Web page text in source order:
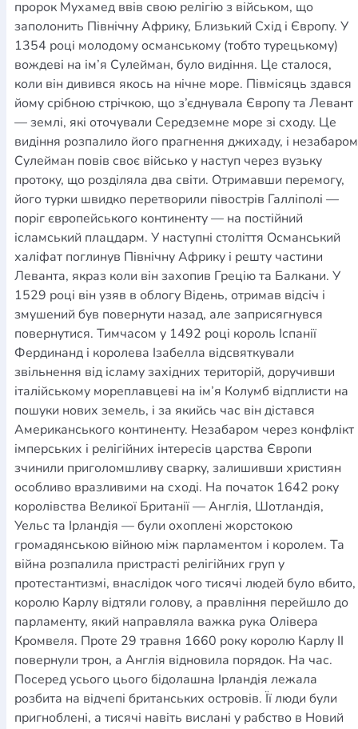
пророк Мухамед ввів свою релігію з військом, що
заполонить Північну Африку, Близький Схід і Європу. У
1354 році молодому османському (тобто турецькому)
вождеві на ім’я Сулейман, було видіння. Це сталося,
коли він дивився якось на нічне море. Півмісяць здався
йому срібною стрічкою, що з’єднувала Європу та Левант
— землі, які оточували Середземне море зі сходу. Це
видіння розпалило його прагнення джихаду, і незабаром
Сулейман повів своє військо у наступ через вузьку
протоку, що розділяла два світи. Отримавши перемогу,
його турки швидко перетворили півострів Галліполі —
поріг європейського континенту — на постійний
ісламський плацдарм. У наступні століття Османський
халіфат поглинув Північну Африку і решту частини
Леванта, якраз коли він захопив Грецію та Балкани. У
1529 році він узяв в облогу Відень, отримав відсіч і
змушений був повернути назад, але заприсягнувся
повернутися. Тимчасом у 1492 році король Іспанії
Фердинанд і королева Ізабелла відсвяткували
звільнення від ісламу західних територій, доручивши
італійському мореплавцеві на ім’я Колумб відплисти на
пошуки нових земель, і за якийсь час він дістався
Американського континенту. Незабаром через конфлікт
імперських і релігійних інтересів царства Європи
зчинили приголомшливу сварку, залишивши християн
особливо вразливими на сході. На початок 1642 року
королівства Великої Британії — Англія, Шотландія,
Уельс та Ірландія — були охоплені жорстокою
громадянською війною між парламентом і королем. Та
війна розпалила пристрасті релігійних груп у
протестантизмі, внаслідок чого тисячі людей було вбито,
королю Карлу відтяли голову, а правління перейшло до
парламенту, який направляла важка рука Олівера
Кромвеля. Проте 29 травня 1660 року королю Карлу II
повернули трон, а Англія відновила порядок. На час.
Посеред усього цього бідолашна Ірландія лежала
розбита на відчепі британських островів. Її люди були
пригноблені, а тисячі навіть вислані у рабство в Новий